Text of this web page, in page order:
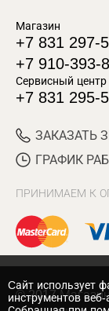
Магазин
+7 831 297-
+7 910-393-
Сервисный центр
+7 831 295-
ЗАКАЗАТЬ
ГРАФИК
ПРИНИМАЕМ К
© 2017
Cайт использует
инструментов